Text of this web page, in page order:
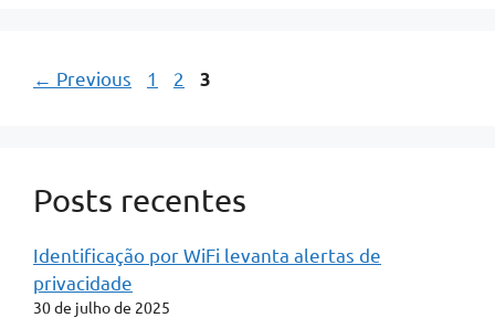
← Previous Page
1 Page
2 Page
3
Posts recentes
Identificação por WiFi levanta alertas de
privacidade
30 de julho de 2025